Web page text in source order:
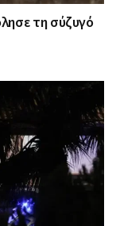
τη σύζυγό